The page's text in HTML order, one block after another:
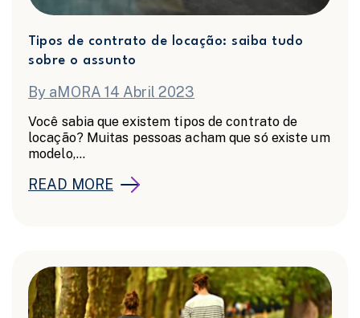
Tipos de contrato de locação: saiba tudo
sobre o assunto
By aMORA 14 Abril 2023
Você sabia que existem tipos de contrato de
locação? Muitas pessoas acham que só existe um
modelo,...
READ MORE